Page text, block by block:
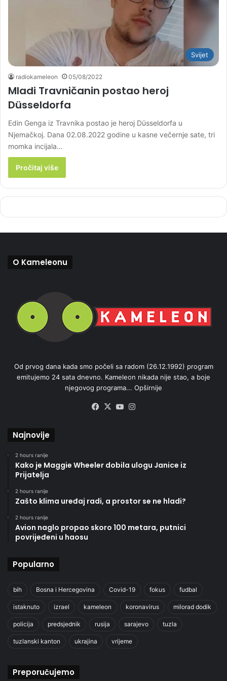
Svijet
radiokameleon 05/08/2022
Mladi Travničanin postao heroj
Düsseldorfa
Edin Genga iz Travnika postao je heroj Düsseldorfa u
Njemačkoj. Dana 02.08.2022 godine u kasne večernje sate, tri
momka incijala…
Pročitaj više
O Kameleonu
Od prvog dana kada smo počeli sa radom (26.12.1992) program
emitujemo 24 sata dnevno. Kameleon nikada nije stao, a boje
njegovog programa... Opširnije
Facebook
X YouTube
Najnovije
2 hours ranije
Kako je Maggie Wheeler dobila ulogu Janice iz
Prijatelja
2 hours ranije
Zašto klima uređaj radi, a prostor se ne hladi?
2 hours ranije
Avion naglo propao skoro 100 metara, putnici
povrijeđeni u haosu
Popularno
bih Bosna i Hercegovina Covid-19 fokus fudbal
istaknuto izrael kameleon koronavirus milorad dodik
policija predsjednik rusija sarajevo tuzla
tuzlanski kanton ukrajina vrijeme
Preporučujemo